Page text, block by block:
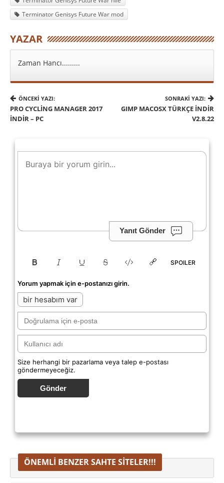
Terminator Genisys Future War mod
YAZAR
Zaman Hancı.........
ÖNCEKI YAZI:
PRO CYCLING MANAGER 2017
İNDIR – PC
SONRAKI YAZI:
GIMP MACOSX TÜRKÇE İNDIR
V2.8.22
Yanıt Gönder
SPOILER
Yorum yapmak için e-postanızı girin.
bir hesabım var
Size herhangi bir pazarlama veya talep e-postası
göndermeyeceğiz.
Gönder
ÖNEMLI BENZER SAHTE SITELER!!!